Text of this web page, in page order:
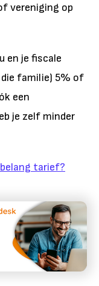
vereniging op
en je fiscale
familie) 5% of
een
je zelf minder
tarief?